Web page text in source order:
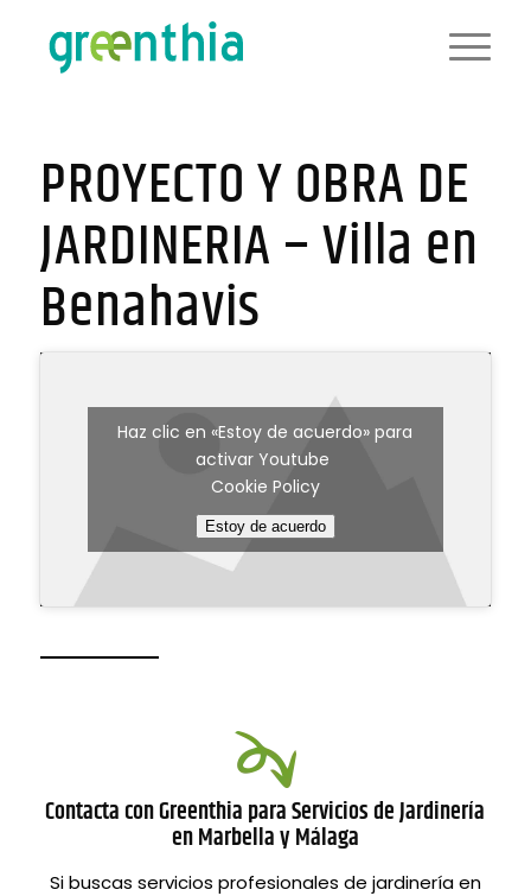
PROYECTO Y OBRA DE
JARDINERIA – Villa en
Benahavis
Haz clic en «Estoy de acuerdo» para
activar Youtube
Cookie Policy
Estoy de acuerdo
Contacta con Greenthia para Servicios de Jardinería
en Marbella y Málaga
Si buscas servicios profesionales de jardinería en